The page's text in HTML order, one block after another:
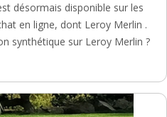
désormais disponible sur les
en ligne, dont Leroy Merlin .
synthétique sur Leroy Merlin ?